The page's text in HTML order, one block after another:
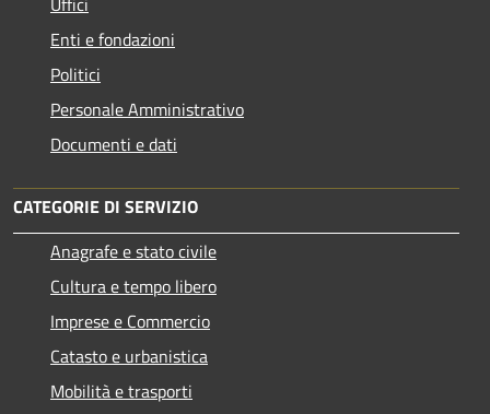
Enti e fondazioni
Politici
Personale Amministrativo
Documenti e dati
CATEGORIE DI SERVIZIO
Anagrafe e stato civile
Cultura e tempo libero
Imprese e Commercio
Catasto e urbanistica
Mobilità e trasporti